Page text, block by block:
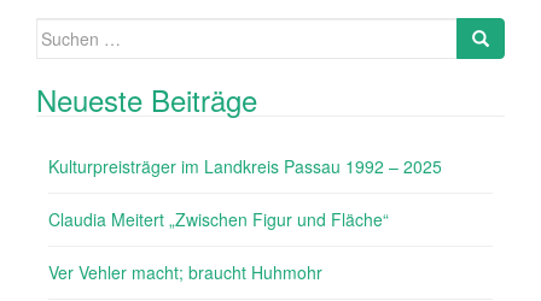
Suche
Search
Neueste Beiträge
Kulturpreisträger im Landkreis Passau 1992 – 2025
Claudia Meitert „Zwischen Figur und Fläche“
Ver Vehler macht; braucht Huhmohr